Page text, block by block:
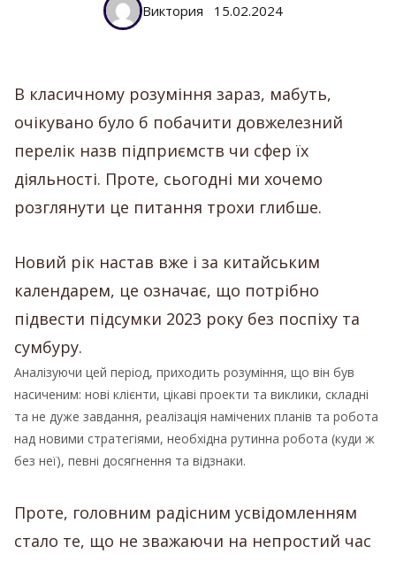
Виктория 15.02.2024
В класичному розуміння зараз, мабуть,
очікувано було б побачити довжелезний
перелік назв підприємств чи сфер їх
діяльності. Проте, сьогодні ми хочемо
розглянути це питання трохи глибше.
Новий рік настав вже і за китайським
календарем, це означає, що потрібно
підвести підсумки 2023 року без поспіху та
сумбуру.
Аналізуючи цей період, приходить розуміння, що він був
насиченим: нові клієнти, цікаві проекти та виклики, складні
та не дуже завдання, реалізація намічених планів та робота
над новими стратегіями, необхідна рутинна робота (куди ж
без неї), певні досягнення та відзнаки.
Проте, головним радісним усвідомленням
стало те, що не зважаючи на непростий час